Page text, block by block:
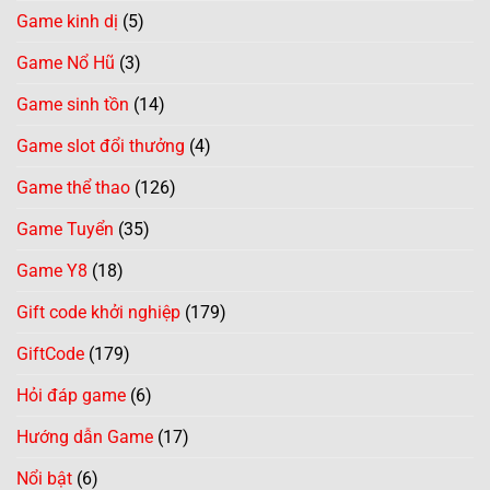
Game kinh dị (5)
Game Nổ Hũ (3)
Game sinh tồn (14)
Game slot đổi thưởng (4)
Game thể thao (126)
Game Tuyển (35)
Game Y8 (18)
Gift code khởi nghiệp (179)
GiftCode (179)
Hỏi đáp game (6)
Hướng dẫn Game (17)
Nổi bật (6)